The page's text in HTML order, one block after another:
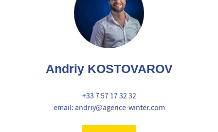
Andriy KOSTOVAROV
+33 7 57 17 32 32
email: andriy@agence-winter.com